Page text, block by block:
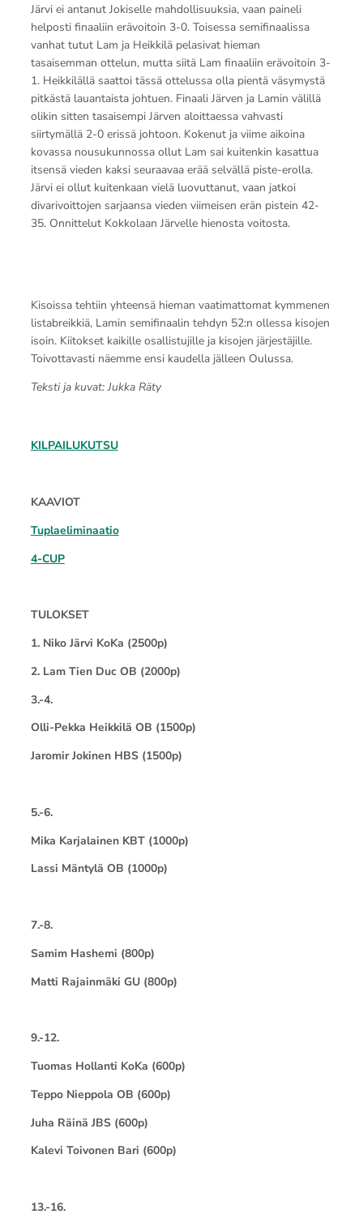
Järvi ei antanut Jokiselle mahdollisuuksia, vaan paineli
helposti finaaliin erävoitoin 3-0. Toisessa semifinaalissa
vanhat tutut Lam ja Heikkilä pelasivat hieman
tasaisemman ottelun, mutta siitä Lam finaaliin erävoitoin 3-
1. Heikkilällä saattoi tässä ottelussa olla pientä väsymystä
pitkästä lauantaista johtuen. Finaali Järven ja Lamin välillä
olikin sitten tasaisempi Järven aloittaessa vahvasti
siirtymällä 2-0 erissä johtoon. Kokenut ja viime aikoina
kovassa nousukunnossa ollut Lam sai kuitenkin kasattua
itsensä vieden kaksi seuraavaa erää selvällä piste-erolla.
Järvi ei ollut kuitenkaan vielä luovuttanut, vaan jatkoi
divarivoittojen sarjaansa vieden viimeisen erän pistein 42-
35. Onnittelut Kokkolaan Järvelle hienosta voitosta.
Kisoissa tehtiin yhteensä hieman vaatimattomat kymmenen
listabreikkiä, Lamin semifinaalin tehdyn 52:n ollessa kisojen
isoin. Kiitokset kaikille osallistujille ja kisojen järjestäjille.
Toivottavasti näemme ensi kaudella jälleen Oulussa.
Teksti ja kuvat: Jukka Räty
KILPAILUKUTSU
KAAVIOT
Tuplaeliminaatio
4-CUP
TULOKSET
1. Niko Järvi KoKa (2500p)
2. Lam Tien Duc OB (2000p)
3.-4.
Olli-Pekka Heikkilä OB (1500p)
Jaromir Jokinen HBS (1500p)
5.-6.
Mika Karjalainen KBT (1000p)
Lassi Mäntylä OB (1000p)
7.-8.
Samim Hashemi (800p)
Matti Rajainmäki GU (800p)
9.-12.
Tuomas Hollanti KoKa (600p)
Teppo Nieppola OB (600p)
Juha Räinä JBS (600p)
Kalevi Toivonen Bari (600p)
13.-16.